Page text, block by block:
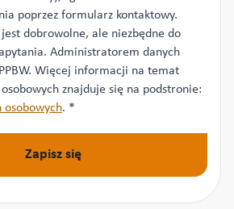
poprzez formularz kontaktowy.
dobrowolne, ale niezbędne do
Administratorem danych
Więcej informacji na temat
znajduje się na podstronie:
osobowych. *
Zapisz się